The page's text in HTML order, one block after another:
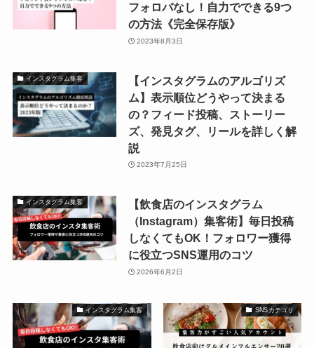
フォロバなし！自力でできる9つ
の方法《完全保存版》
2023年8月3日
インスタグラム集客
【インスタグラムのアルゴリズ
ム】表示順位どうやって決まる
の？フィード投稿、ストーリー
ズ、発見タグ、リールを詳しく解
説
2023年7月25日
インスタグラム集客
【飲食店のインスタグラム
（Instagram）集客術】毎日投稿
しなくてもOK！フォロワー獲得
に役立つSNS運用のコツ
2026年6月2日
インスタグラム集客 SNSカテゴリ